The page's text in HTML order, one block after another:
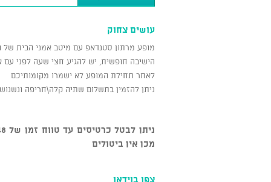
עושים צחוק
מופע מרתון סטנדאפ עם מיטב אמני הבית של
הישיבה חופשית, יש להגיע חצי שעה לפני עם
לאחר תחילת המופע לא ישמרו מקומותיכם
ניתן להזמין בתשלום שתיה קלה\חריפה
מכן אין ביטולים
צפו בוידאו